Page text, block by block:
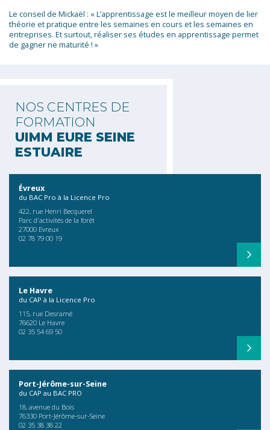
Le conseil de Mickaël : « L’apprentissage est le meilleur moyen de lier
théorie et pratique entre les semaines en cours et les semaines en
entreprises. Et surtout, réaliser ses études en apprentissage permet
de gagner ne maturité ! »
NOS CENTRES DE
FORMATION
UIMM EURE SEINE
ESTUAIRE
Évreux
du BAC Pro à la Licence Pro
422, rue Henri Becquerel
Parc d'activités de la forêt
27000 Evreux
02 78 79 00 19
Le Havre
du CAP à la Licence Pro
115, rue Desramé
76620 Le Havre
02 35 54 69 50
Port-Jérôme-sur-Seine
du CAP au BAC PRO
18, avenue du Bois
76330 Port-Jérôme-sur-Seine
02 35 38 38 22